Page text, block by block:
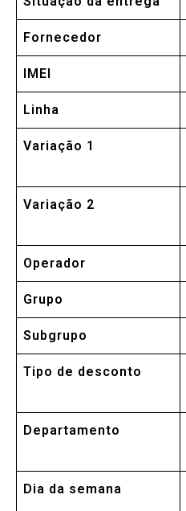
Fornecedor
IMEI
Linha
Variação 1
Variação 2
Operador
Grupo
Subgrupo
Tipo de desconto
Departamento
Dia da semana